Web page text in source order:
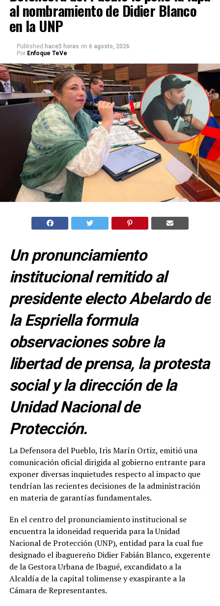
al nombramiento de Didier Blanco
en la UNP
Published hace5 horas on 6 agosto, 2026
Por Enfoque TeVe
Un pronunciamiento
institucional remitido al
presidente electo Abelardo de
la Espriella formula
observaciones sobre la
libertad de prensa, la protesta
social y la dirección de la
Unidad Nacional de
Protección.
La Defensora del Pueblo, Iris Marín Ortiz, emitió una
comunicación oficial dirigida al gobierno entrante para
exponer diversas inquietudes respecto al impacto que
tendrían las recientes decisiones de la administración
en materia de garantías fundamentales.
En el centro del pronunciamiento institucional se
encuentra la idoneidad requerida para la Unidad
Nacional de Protección (UNP), entidad para la cual fue
designado el ibaguereño Didier Fabián Blanco, exgerente
de la Gestora Urbana de Ibagué, excandidato a la
Alcaldía de la capital tolimense y exaspirante a la
Cámara de Representantes.